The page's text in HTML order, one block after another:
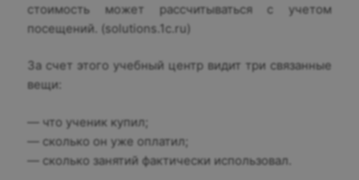
стоимость может рассчитываться с учетом
посещений. (solutions.1c.ru)
За счет этого учебный центр видит три связанные
вещи:
— что ученик купил;
— сколько он уже оплатил;
— сколько занятий фактически использовал.